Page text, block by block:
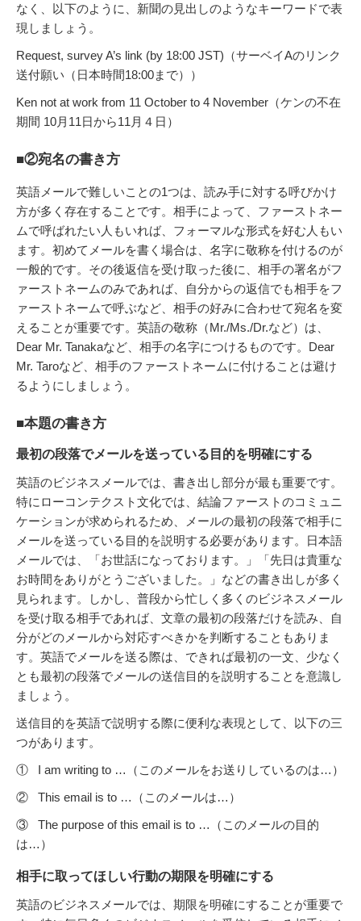
なく、以下のように、新聞の見出しのようなキーワードで表
現しましょう。
Request, survey A’s link (by 18:00 JST)（サーベイAのリンク
送付願い（日本時間18:00まで））
Ken not at work from 11 October to 4 November（ケンの不在
期間 10月11日から11月４日）
■②宛名の書き方
英語メールで難しいことの1つは、読み手に対する呼びかけ
方が多く存在することです。相手によって、ファーストネー
ムで呼ばれたい人もいれば、フォーマルな形式を好む人もい
ます。初めてメールを書く場合は、名字に敬称を付けるのが
一般的です。その後返信を受け取った後に、相手の署名がフ
ァーストネームのみであれば、自分からの返信でも相手をフ
ァーストネームで呼ぶなど、相手の好みに合わせて宛名を変
えることが重要です。英語の敬称（Mr./Ms./Dr.など）は、
Dear Mr. Tanakaなど、相手の名字につけるものです。Dear
Mr. Taroなど、相手のファーストネームに付けることは避け
るようにしましょう。
■本題の書き方
最初の段落でメールを送っている目的を明確にする
英語のビジネスメールでは、書き出し部分が最も重要です。
特にローコンテクスト文化では、結論ファーストのコミュニ
ケーションが求められるため、メールの最初の段落で相手に
メールを送っている目的を説明する必要があります。日本語
メールでは、「お世話になっております。」「先日は貴重な
お時間をありがとうございました。」などの書き出しが多く
見られます。しかし、普段から忙しく多くのビジネスメール
を受け取る相手であれば、文章の最初の段落だけを読み、自
分がどのメールから対応すべきかを判断することもありま
す。英語でメールを送る際は、できれば最初の一文、少なく
とも最初の段落でメールの送信目的を説明することを意識し
ましょう。
送信目的を英語で説明する際に便利な表現として、以下の三
つがあります。
① I am writing to …（このメールをお送りしているのは…）
② This email is to …（このメールは…）
③ The purpose of this email is to …（このメールの目的
は…）
相手に取ってほしい行動の期限を明確にする
英語のビジネスメールでは、期限を明確にすることが重要で